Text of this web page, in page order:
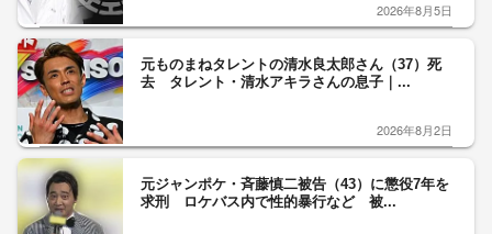
2026年8月5日
元ものまねタレントの清水良太郎さん（37）死
去 タレント・清水アキラさんの息子｜...
2026年8月2日
元ジャンポケ・斉藤慎二被告（43）に懲役7年を
求刑 ロケバス内で性的暴行など 被...